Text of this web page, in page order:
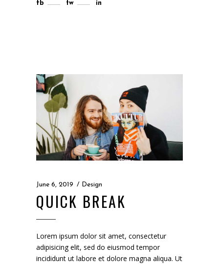
fb tw in
June 6, 2019 Design
QUICK BREAK
Lorem ipsum dolor sit amet, consectetur
adipisicing elit, sed do eiusmod tempor
incididunt ut labore et dolore magna aliqua. Ut